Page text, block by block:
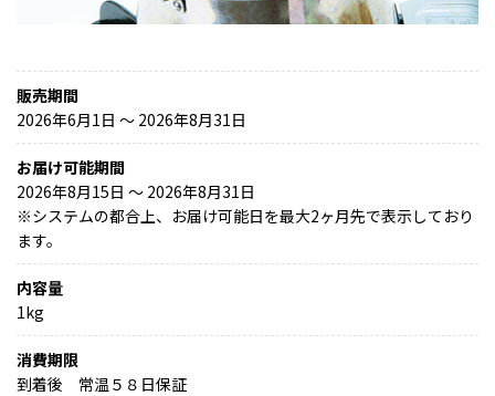
販売期間
2026年6月1日 〜 2026年8月31日
お届け可能期間
2026年8月15日 ～ 2026年8月31日
※システムの都合上、お届け可能日を最大2ヶ月先で表示しており
ます。
内容量
1kg
消費期限
到着後 常温５８日保証